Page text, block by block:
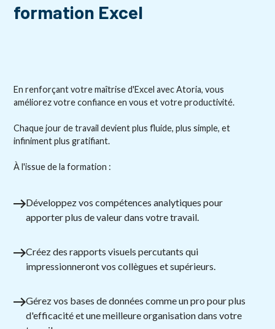
formation Excel
En renforçant votre maîtrise d'Excel avec Atoria, vous
améliorez votre confiance en vous et votre productivité.
Chaque jour de travail devient plus fluide, plus simple, et
infiniment plus gratifiant.
À l'issue de la formation :
Développez vos compétences analytiques pour
apporter plus de valeur dans votre travail.
Créez des rapports visuels percutants qui
impressionneront vos collègues et supérieurs.
Gérez vos bases de données comme un pro pour plus
d'efficacité et une meilleure organisation dans votre